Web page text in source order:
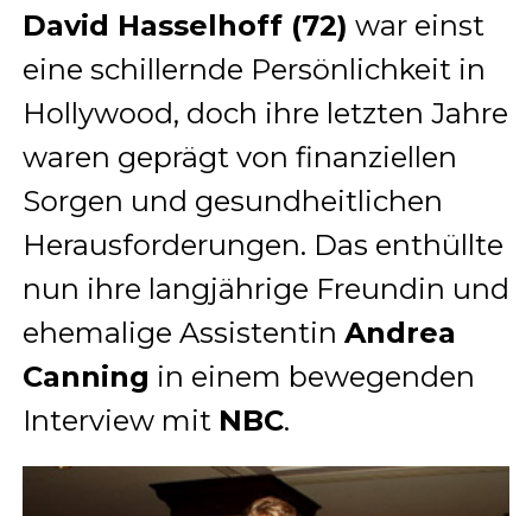
David Hasselhoff (72) war einst
eine schillernde Persönlichkeit in
Hollywood, doch ihre letzten Jahre
waren geprägt von finanziellen
Sorgen und gesundheitlichen
Herausforderungen. Das enthüllte
nun ihre langjährige Freundin und
ehemalige Assistentin Andrea
Canning in einem bewegenden
Interview mit NBC.